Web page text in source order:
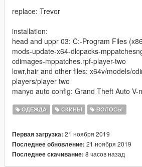
replace: Trevor
installation:
head and uppr 03: C:-Program Files
mods-update-x64-dlcpacks-
cdimages-mppatches.rpf-player-two
lowr,hair and other files: x64v/models/
players/player two
manyo auto config: Grand Theft Auto V-
ОДЕЖДА СКИНЫ ВОЛОСЫ
Первая загрузка: 21 ноября 2019
Последнее обновление: 21 ноября 2019
Последнее скачивание: 8 часов назад